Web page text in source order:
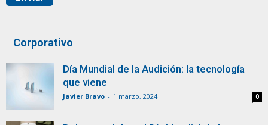
Corporativo
Día Mundial de la Audición: la tecnología
que viene
Javier Bravo - 1 marzo, 2024 0